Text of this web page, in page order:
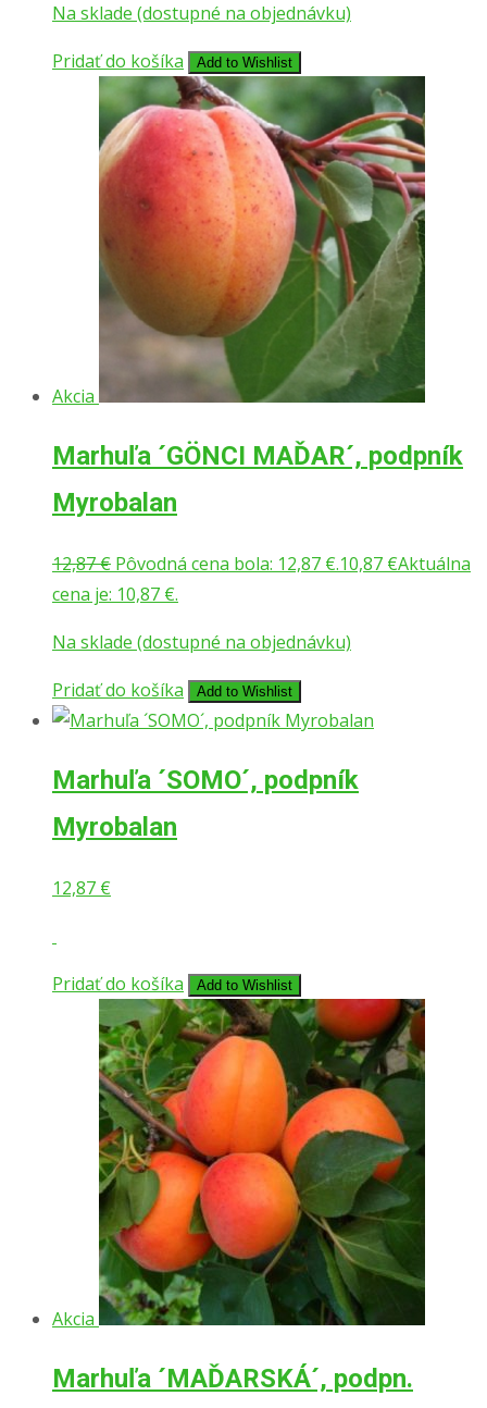
Na sklade (dostupné na objednávku)
Pridať do košíka
Add to Wishlist
Akcia
Marhuľa ´GÖNCI MAĎAR´, podpník
Myrobalan
12,87€ Pôvodná cena bola: 12,87 €.10,87 €Aktuálna
cena je: 10,87 €.
Na sklade (dostupné na objednávku)
Pridať do košíka
Add to Wishlist
Marhuľa ´SOMO´, podpník
Myrobalan
12,87 €
Pridať do košíka Add to Wishlist
Akcia
Marhuľa ´MAĎARSKÁ´, podpn.